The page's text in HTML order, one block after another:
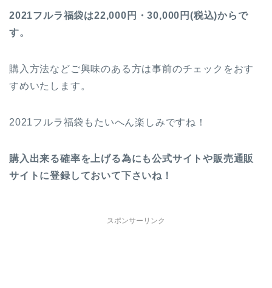
2021フルラ福袋は22,000円・30,000円(税込)からで
す。
購入方法などご興味のある方は事前のチェックをおす
すめいたします。
2021フルラ福袋もたいへん楽しみですね！
購入出来る確率を上げる為にも公式サイトや販売通販
サイトに登録しておいて下さいね！
スポンサーリンク